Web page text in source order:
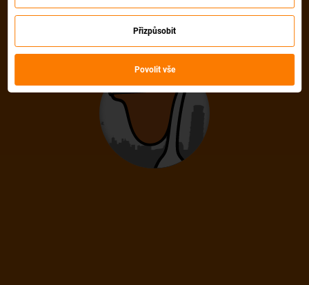
Vybrat jinou akční letenku
Přizpůsobit
Povolit vše